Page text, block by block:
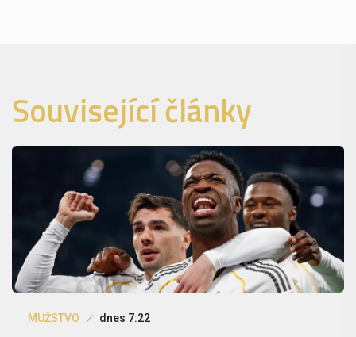
Související články
MUŽSTVO dnes 7:22